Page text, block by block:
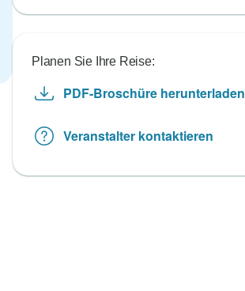
Planen Sie Ihre Reise:
PDF-Broschüre herunterladen
Veranstalter kontaktieren